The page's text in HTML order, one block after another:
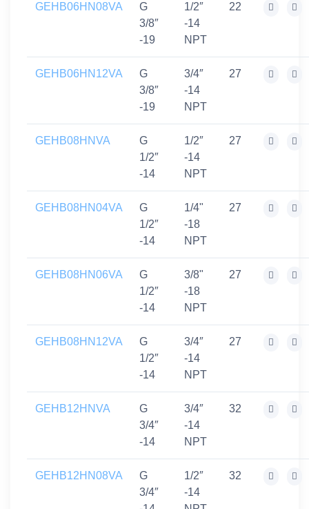
GEHB06HN08VA
G
3/8″
-19
1/2″
-14
NPT
22
GEHB06HN12VA
G
3/8″
-19
3/4″
-14
NPT
27
GEHB08HNVA
G
1/2″
-14
1/2″
-14
NPT
27
GEHB08HN04VA
G
1/2″
-14
1/4"
-18
NPT
27
GEHB08HN06VA
G
1/2″
-14
3/8"
-18
NPT
27
GEHB08HN12VA
G
1/2″
-14
3/4″
-14
NPT
27
GEHB12HNVA
G
3/4″
-14
3/4″
-14
NPT
32
GEHB12HN08VA
G
3/4″
1/2″
-14
32